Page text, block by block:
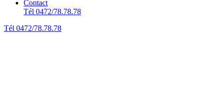
Contact
Tél 0472/78.78.78
Tél 0472/78.78.78